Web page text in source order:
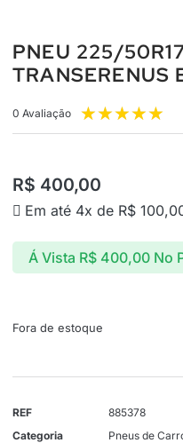
PNEU 225/
TRANSERENUS
0 Avaliação ★★★★★
R$ 400,00
Em até 4x de R$
Á Vista R$400,00 No
Fora de estoque
REF
885378
Categoria
Pneus de